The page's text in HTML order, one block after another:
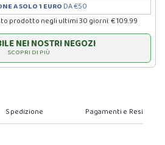
A SOLO 1 EURO DA €50
prodotto negli ultimi 30 giorni: € 109.99
NEI NOSTRI NEGOZI
SCOPRI DI PIÙ
Spedizione Pagamenti e Resi